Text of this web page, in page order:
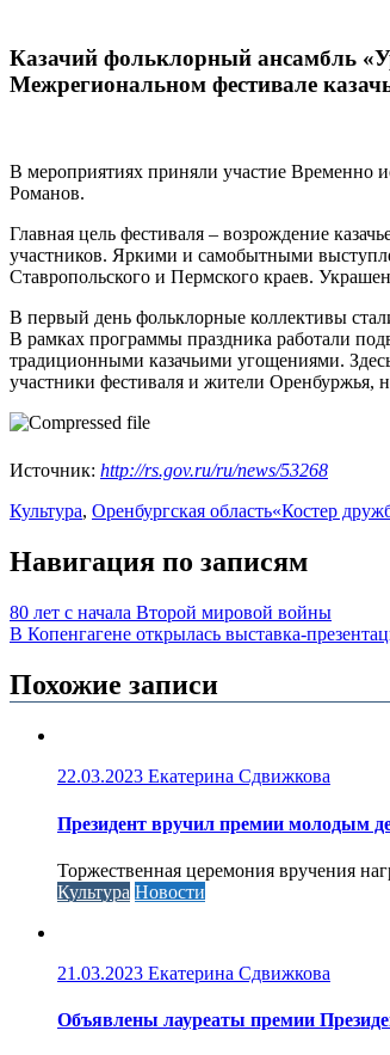
Казачий фольклорный ансамбль
Межрегиональном фестивале
В мероприятиях приняли участие Временно
Романов.
Главная цель фестиваля – возрождение
участников. Яркими и самобытными
Ставропольского и Пермского краев.
В первый день фольклорные коллективы
В рамках программы праздника работали
традиционными казачьими угощениями.
участники фестиваля и жители Оренбуржья,
Источник: http://rs.gov.ru/ru/news/53268
Культура, Оренбургская область«Костер
Навигация по записям
80 лет с начала Второй мировой войны
В Копенгагене открылась выставка-
Похожие записи
22.03.2023 Екатерина Сдвижкова
Президент вручил премии молодым
Торжественная церемония вручения
Культура Новости
21.03.2023 Екатерина Сдвижкова
Объявлены лауреаты премии